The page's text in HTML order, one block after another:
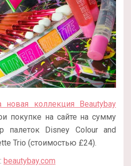
коллекция Beautybay
покупке на сайте на сумму
палеток Disney Colour and
Trio (стоимостью £24).
beautybay.com